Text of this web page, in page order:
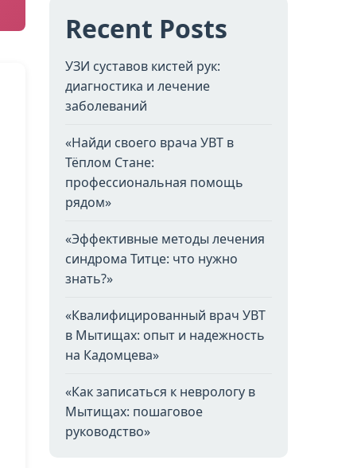
Recent Posts
УЗИ суставов кистей рук:
диагностика и лечение
заболеваний
«Найди своего врача УВТ в
Тёплом Стане:
профессиональная помощь
рядом»
«Эффективные методы лечения
синдрома Титце: что нужно
знать?»
«Квалифицированный врач УВТ
в Мытищах: опыт и надежность
на Кадомцева»
«Как записаться к неврологу в
Мытищах: пошаговое
руководство»